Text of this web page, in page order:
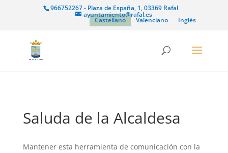
966752267 - Plaza de España, 1, 03369 Rafal
ayuntamiento@rafal.es
Castellano Valenciano Inglés
Saluda de la Alcaldesa
Mantener esta herramienta de comunicación con la